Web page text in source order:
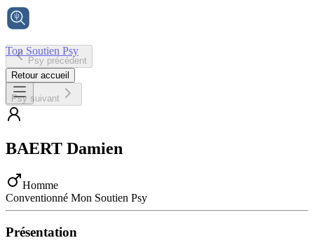
Ton Soutien Psy
Accueil
Psy précédent
Retour accueil
Psy suivant
BAERT Damien
Homme
Conventionné Mon Soutien Psy
Présentation